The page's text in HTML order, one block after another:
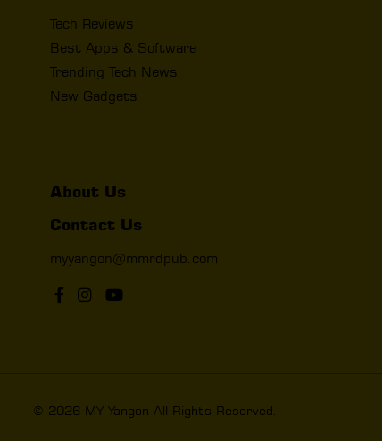
Tech Reviews
Best Apps & Software
Trending Tech News
New Gadgets
About Us
Contact Us
myyangon@mmrdpub.com
© 2026 MY Yangon All Rights Reserved.